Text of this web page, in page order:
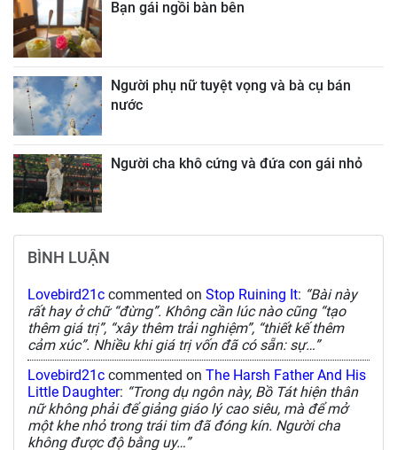
Bạn gái ngồi bàn bên
Người phụ nữ tuyệt vọng và bà cụ bán
nước
Người cha khô cứng và đứa con gái nhỏ
BÌNH LUẬN
Lovebird21c commented on Stop Ruining It: “Bài này
rất hay ở chữ “đừng”. Không cần lúc nào cũng “tạo
thêm giá trị”, “xây thêm trải nghiệm”, “thiết kế thêm
cảm xúc”. Nhiều khi giá trị vốn đã có sẵn: sự…”
Lovebird21c commented on The Harsh Father And His
Little Daughter: “Trong dụ ngôn này, Bồ Tát hiện thân
nữ không phải để giảng giáo lý cao siêu, mà để mở
một khe nhỏ trong trái tim đã đóng kín. Người cha
không được độ bằng uy…”